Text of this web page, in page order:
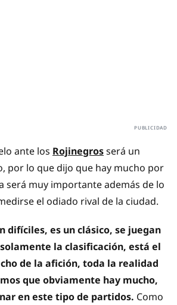
ante los Rojinegrosserá un
por lo que dijo que hay mucho por
será muy importante además de lo
el odiado rival de la ciudad.
difíciles, es un clásico, se juegan
la clasificación, está el
de la afición, toda la realidad
que obviamente hay mucho,
en este tipo de partidos. Como